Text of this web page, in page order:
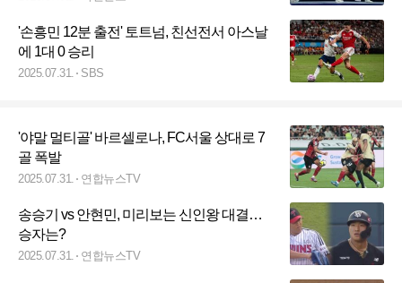
'손흥민 12분 출전' 토트넘, 친선전서 아스날
에 1대 0 승리
2025.07.31. SBS
'야말 멀티골' 바르셀로나, FC서울 상대로 7
골 폭발
2025.07.31. 연합뉴스TV
송승기 vs 안현민, 미리보는 신인왕 대결…
승자는?
2025.07.31. 연합뉴스TV